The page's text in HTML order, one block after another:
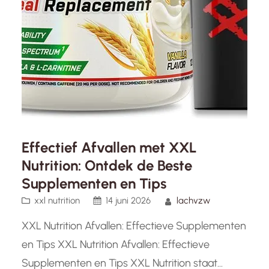
Effectief Afvallen met XXL
Nutrition: Ontdek de Beste
Supplementen en Tips
xxl nutrition 14 juni 2026 lachvzw
XXL Nutrition Afvallen: Effectieve Supplementen
en Tips XXL Nutrition Afvallen: Effectieve
Supplementen en Tips XXL Nutrition staat